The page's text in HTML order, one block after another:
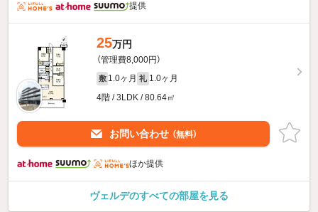
提供
25万円
（管理費8,000円）
敷 1.0ヶ月 礼 1.0ヶ月
4階 / 3LDK / 80.64㎡
お問い合わせ （無料）
ほか提供
ヴェルデのすべての部屋を見る